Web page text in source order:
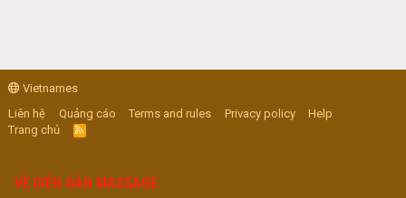
Vietnames
Liên hệ
Quảng cáo Terms and rules Privacy policy
Help
Trang chủ
R
S
VỀ DIỄN ĐÀN MASSAGE